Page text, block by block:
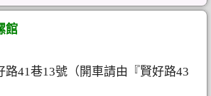
館
路41巷13號（開車請由『賢好路43